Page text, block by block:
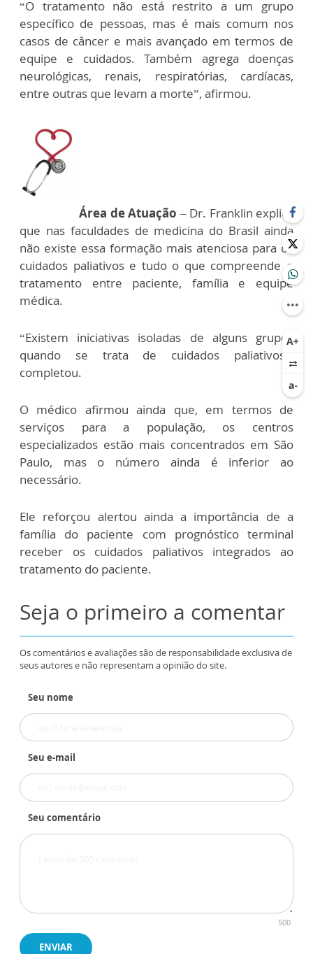
“O tratamento não está restrito a um grupo
específico de pessoas, mas é mais comum nos
casos de câncer e mais avançado em termos de
equipe e cuidados. Também agrega doenças
neurológicas, renais, respiratórias, cardíacas,
entre outras que levam a morte”, afirmou.
Área de Atuação – Dr. Franklin explica
que nas faculdades de medicina do Brasil ainda
não existe essa formação mais atenciosa para os
cuidados paliativos e tudo o que compreende o
tratamento entre paciente, família e equipe
médica.
“Existem iniciativas isoladas de alguns grupos
quando se trata de cuidados paliativos”,
completou.
O médico afirmou ainda que, em termos de
serviços para a população, os centros
especializados estão mais concentrados em São
Paulo, mas o número ainda é inferior ao
necessário.
Ele reforçou alertou ainda a importância de a
família do paciente com prognóstico terminal
receber os cuidados paliativos integrados ao
tratamento do paciente.
Seja o primeiro a comentar
Os comentários e avaliações são de responsabilidade exclusiva de
seus autores e não representam a opinião do site.
Seu nome
Seu e-mail
Seu comentário
500
ENVIAR